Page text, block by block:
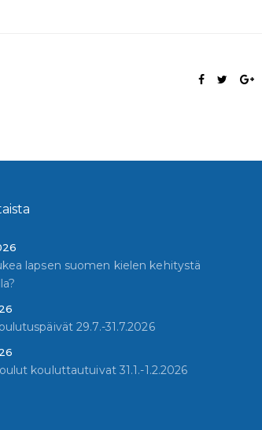
lapsen suomen kielen kehitystä
29.7.-31.7.2026
kouluttautuivat 31.1.-1.2.2026